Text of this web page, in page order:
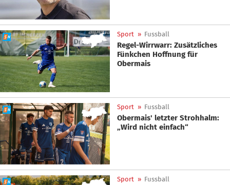
Sport » Fussball
Regel-Wirrwarr: Zusätzliches
Fünkchen Hoffnung für
Obermais
Sport » Fussball
Obermais' letzter Strohhalm:
„Wird nicht einfach“
Sport » Fussball